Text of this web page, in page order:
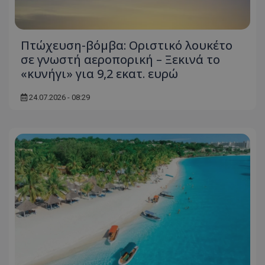
Πτώχευση-βόμβα: Οριστικό λουκέτο
σε γνωστή αεροπορική – Ξεκινά το
«κυνήγι» για 9,2 εκατ. ευρώ
24.07.2026 - 08:29
VISITOR_PRIVACY_METADATA
YouTube
.youtube.com